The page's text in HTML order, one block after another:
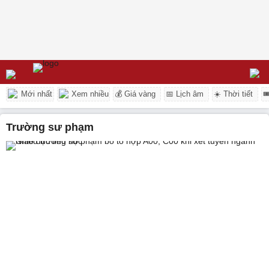
Mới nhất Xem nhiều 💰 Giá vàng 📅 Lịch âm ☀️ Thời tiết
trường sư phạm